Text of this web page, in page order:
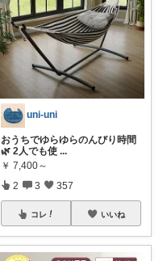
uni-uni
おうちでゆらゆらのんびり時間
🌿 2人でも使 ...
￥ 7,400～
2 3 357
コレ いいね